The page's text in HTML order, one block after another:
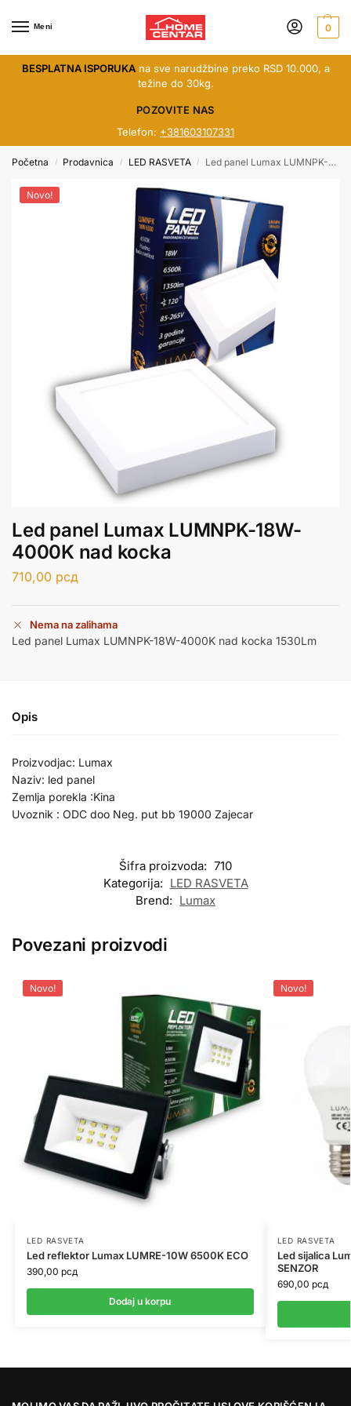
Meni 0
BESPLATNA ISPORUKAna sve narudžbine preko RSD 10.000, a
težine do 30kg.
POZOVITE NAS
Telefon: +381603107331
Početna / Prodavnica / LED RASVETA / Led panel Lumax LUMNPK-18W-4000K nad kocka
Novo!
Led panel Lumax LUMNPK-18W-
4000K nad kocka
710,00 рсд
Nema na zalihama
Led panel Lumax LUMNPK-18W-4000K nad kocka 1530Lm
Opis
Proizvodjac: Lumax
Naziv: led panel
Zemlja porekla :Kina
Uvoznik : ODC doo Neg. put bb 19000 Zajecar
Šifra proizvoda: 710
Kategorija: LED RASVETA
Brend: Lumax
Povezani proizvodi
Novo!
LED RASVETA
Led reflektor Lumax LUMRE-10W 6500K ECO
390,00 рсд
Dodaj u korpu
Novo!
LED RASVETA
Led sijalica
SENZOR
690,00 рсд